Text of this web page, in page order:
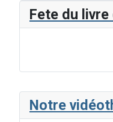
Fete du
Notre